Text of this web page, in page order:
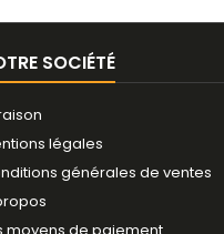
SOCIÉTÉ
légales
générales de ventes